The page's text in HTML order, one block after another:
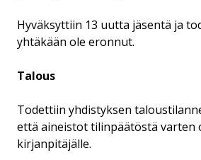
Hyväksyttiin 13 uutta jäsentä ja
yhtäkään ole eronnut.
Talous
Todettiin yhdistyksen
että aineistot tilinpäätöstä varten
kirjanpitäjälle.